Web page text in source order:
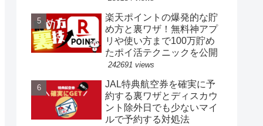
楽天ポイントの爆発的な貯
め方と裏ワザ！無料神アプ
リや使い方まで100万貯め
たポイ活テクニックを公開
242691 views
JAL特典航空券を確実に予
約する裏ワザとディスカウ
ント除外日でも少ないマイ
ルで予約する対処法